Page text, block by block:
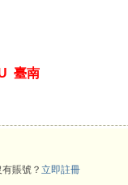
臺南
有賬號？立即註冊